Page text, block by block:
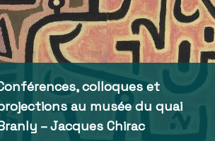
colloques et
au musée du quai
– Jacques Chirac